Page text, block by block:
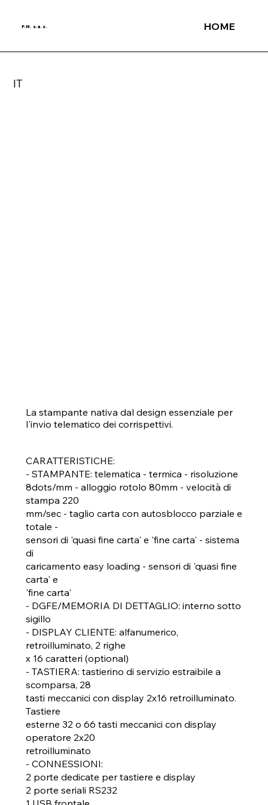
HOME
P.M. s.a.s.
IT
La stampante nativa dal design essenziale per
l'invio telematico dei corrispettivi.
CARATTERISTICHE:
- STAMPANTE: telematica - termica - risoluzione
8dots/mm - alloggio rotolo 80mm - velocità di
stampa 220
mm/sec - taglio carta con autosblocco parziale e
totale -
sensori di 'quasi fine carta' e 'fine carta' - sistema
di
caricamento easy loading - sensori di 'quasi fine
carta' e
'fine carta'
- DGFE/MEMORIA DI DETTAGLIO: interno sotto
sigillo
- DISPLAY CLIENTE: alfanumerico,
retroilluminato, 2 righe
x 16 caratteri (optional)
- TASTIERA: tastierino di servizio estraibile a
scomparsa, 28
tasti meccanici con display 2x16 retroilluminato.
Tastiere
esterne 32 o 66 tasti meccanici con display
operatore 2x20
retroilluminato
- CONNESSIONI:
2 porte dedicate per tastiere e display
2 porte seriali RS232